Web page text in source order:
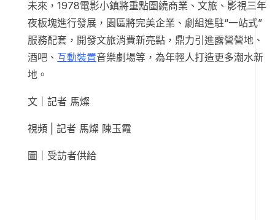
未來，1978電影小鎮將重點圍繞商業、文旅、影視三年
夜板塊進行發展，園區將完美企業、劇組進駐“一站式”
服務配套，開發文旅消費新亮點，鼎力引進露營營地、
酒吧、 互動裝置音樂劇場等，為年輕人打造更多潮水新
地。
文｜記者 馬燦
視頻 | 記者 馬燦 陳玉霞
圖｜受訪者供給